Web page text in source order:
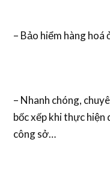
– Bảo hiểm hàng hoá
– Nhanh chóng,
bốc xếp khi thực hiện
công sở…